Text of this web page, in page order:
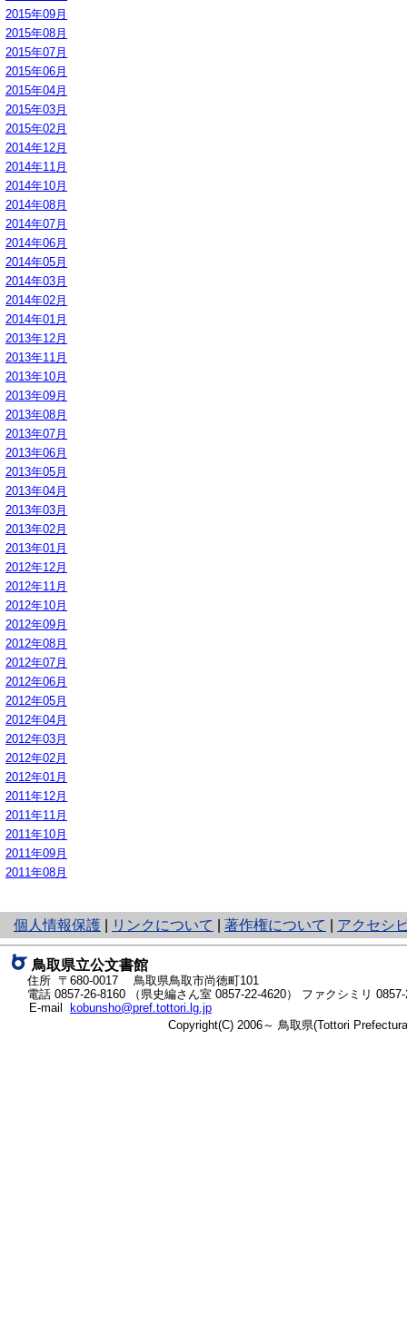
2015年09月
2015年08月
2015年07月
2015年06月
2015年04月
2015年03月
2015年02月
2014年12月
2014年11月
2014年10月
2014年08月
2014年07月
2014年06月
2014年05月
2014年03月
2014年02月
2014年01月
2013年12月
2013年11月
2013年10月
2013年09月
2013年08月
2013年07月
2013年06月
2013年05月
2013年04月
2013年03月
2013年02月
2013年01月
2012年12月
2012年11月
2012年10月
2012年09月
2012年08月
2012年07月
2012年06月
2012年05月
2012年04月
2012年03月
2012年02月
2012年01月
2011年12月
2011年11月
2011年10月
2011年09月
2011年08月
個人情報保護
と
り
ネ
ッ
ト
へ
リンクについて 著作権について アクセシ
鳥取県立公文書館
住所 〒680-0017
鳥取県鳥取市尚徳町101
電話 0857-26-8160 （県史編さん室 0857-22-4620） ファクシミリ
E-mail
kobunsho@pref.tottori.lg.jp
Copyright(C) 2006～ 鳥取県(Tottori